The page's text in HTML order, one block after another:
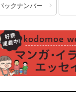
ックナンバー